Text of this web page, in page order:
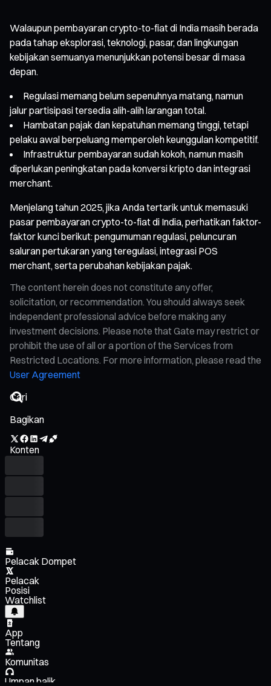
Walaupun pembayaran crypto-to-fiat di India masih berada
pada tahap eksplorasi, teknologi, pasar, dan lingkungan
kebijakan semuanya menunjukkan potensi besar di masa
depan.
Regulasi memang belum sepenuhnya matang, namun
jalur partisipasi tersedia alih-alih larangan total.
Hambatan pajak dan kepatuhan memang tinggi, tetapi
pelaku awal berpeluang memperoleh keunggulan kompetitif.
Infrastruktur pembayaran sudah kokoh, namun masih
diperlukan peningkatan pada konversi kripto dan integrasi
merchant.
Menjelang tahun 2025, jika Anda tertarik untuk memasuki
pasar pembayaran crypto-to-fiat di India, perhatikan faktor-
faktor kunci berikut: pengumuman regulasi, peluncuran
saluran pertukaran yang teregulasi, integrasi POS
merchant, serta perubahan kebijakan pajak.
The content herein does not constitute any offer,
solicitation, or recommendation. You should always seek
independent professional advice before making any
investment decisions. Please note that Gate may restrict or
prohibit the use of all or a portion of the Services from
Restricted Locations. For more information, please read the
User Agreement
Bagikan
Konten
Pelacak Dompet
Pelacak
Posisi
Watchlist
App
Tentang
Komunitas
Umpan balik